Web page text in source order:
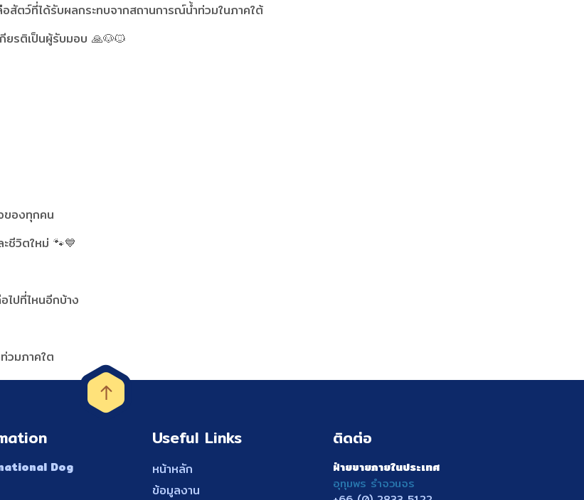
ตว์ที่ได้รับผลกระทบจากสถานการณ์น้ำท่วมในภาคใต้
รติเป็นผู้รับมอบ 🙏🐶🐱
ของทุกคน
ชีวิตใหม่ 🐾💙
ไปที่ไหนอีกบ้าง
วมภาคใต
Dog
Useful Links
หน้าหลัก
ข้อมูลงาน
ติดต่อ
ฝ่ายขายภายในประเทศ
อุทุมพร รำจวนจร